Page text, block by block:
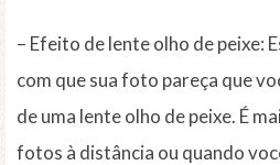
– Efeito de lente olho de peixe:
com que sua foto pareça que
de uma lente olho de peixe. É
fotos à distância ou quando